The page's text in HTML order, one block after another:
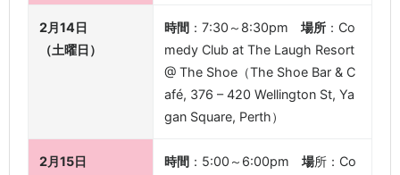
2月14日
（土曜日）
時間 ：7:30～8:30pm 場所 ：Co
medy Club at The Laugh Resort
@ The Shoe（The Shoe Bar & C
afé, 376 – 420 Wellington St, Ya
gan Square, Perth）
2月15日
時間 ：5:00～6:00pm 場所：Co